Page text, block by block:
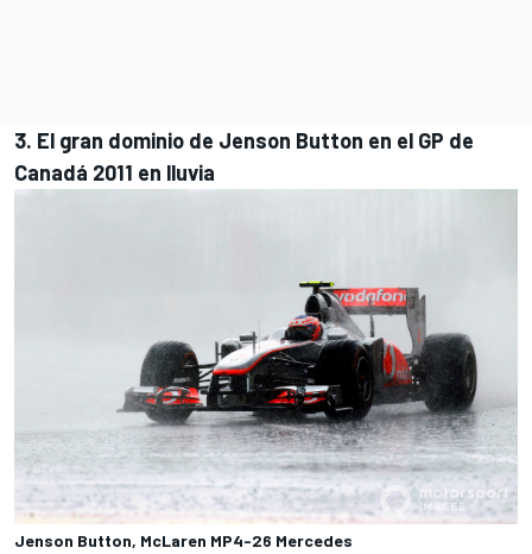
3. El gran dominio de Jenson Button en el GP de
Canadá 2011 en lluvia
Jenson Button, McLaren MP4-26 Mercedes